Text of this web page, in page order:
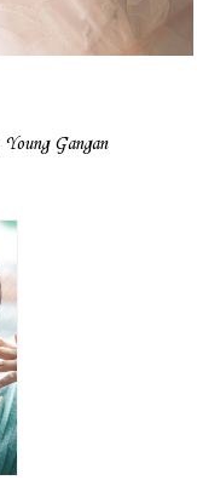
Young Gangan